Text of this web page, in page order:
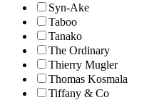
Syn-Ake
Taboo
Tanako
The Ordinary
Thierry Mugler
Thomas Kosmala
Tiffany & Co